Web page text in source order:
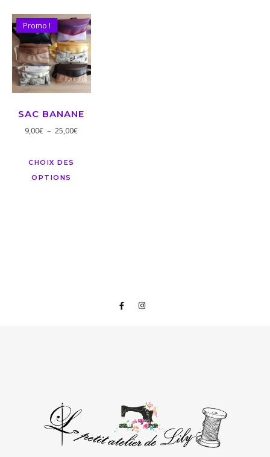
Promo !
SAC BANANE
9,00€ – 25,00€
CHOIX DES
OPTIONS